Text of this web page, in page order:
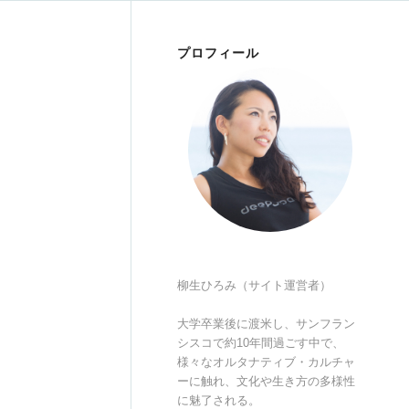
プロフィール
柳生ひろみ（サイト運営者）
大学卒業後に渡米し、サンフラン
シスコで約10年間過ごす中で、
様々なオルタナティブ・カルチャ
ーに触れ、文化や生き方の多様性
に魅了される。